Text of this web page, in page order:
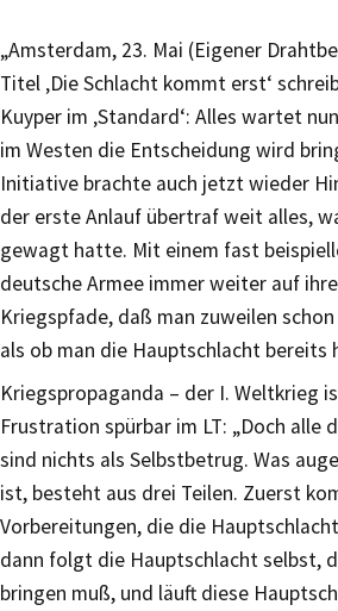
„Amsterdam, 23. Mai (Eigener
Titel ‚Die Schlacht kommt erst‘
Kuyper im ‚Standard‘: Alles wartet
im Westen die Entscheidung wird
Initiative brachte auch jetzt wieder
der erste Anlauf übertraf weit alles,
gewagt hatte. Mit einem fast
deutsche Armee immer weiter auf
Kriegspfade, daß man zuweilen
als ob man die Hauptschlacht bereits
Kriegspropaganda – der I. Weltkrieg
Frustration spürbar im LT: „Doch alle
sind nichts als Selbstbetrug. Was
ist, besteht aus drei Teilen. Zuerst
Vorbereitungen, die die
dann folgt die Hauptschlacht selbst,
bringen muß, und läuft diese